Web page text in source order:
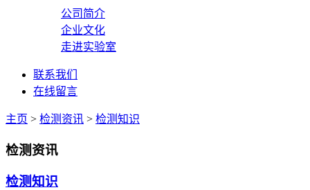
公司简介
企业文化
走进实验室
联系我们
在线留言
主页 > 检测资讯 > 检测知识
检测资讯
检测知识